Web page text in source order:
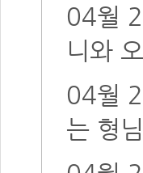
04월
니와
04월
는 형